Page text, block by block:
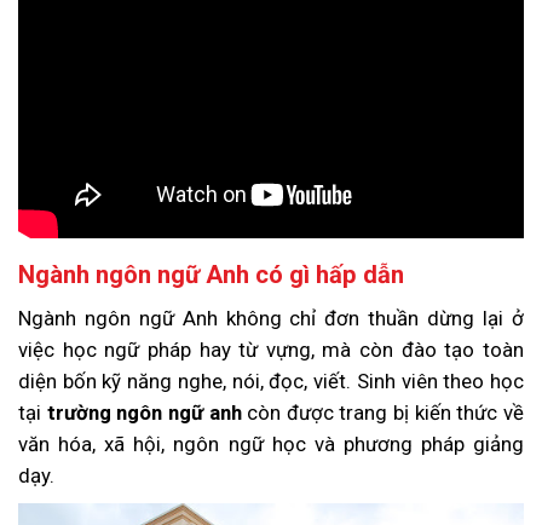
Ngành ngôn ngữ Anh có gì hấp dẫn
Ngành ngôn ngữ Anh không chỉ đơn thuần dừng lại ở
việc học ngữ pháp hay từ vựng, mà còn đào tạo toàn
diện bốn kỹ năng nghe, nói, đọc, viết. Sinh viên theo học
tại trường ngôn ngữ anhcòn được trang bị kiến thức về
văn hóa, xã hội, ngôn ngữ học và phương pháp giảng
dạy.